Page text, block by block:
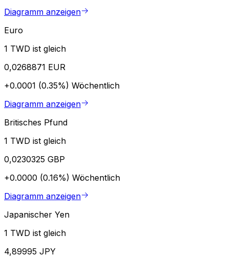
Diagramm anzeigen
Euro
1 TWD ist gleich
0,0268871 EUR
+0.0001 (0.35%) Wöchentlich
Diagramm anzeigen
Britisches Pfund
1 TWD ist gleich
0,0230325 GBP
+0.0000 (0.16%) Wöchentlich
Diagramm anzeigen
Japanischer Yen
1 TWD ist gleich
4,89995 JPY